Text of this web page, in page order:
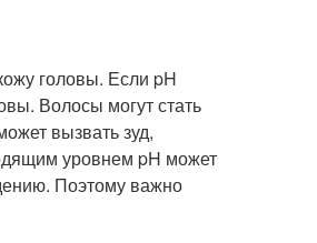
головы. Если pH
Волосы могут стать
вызвать зуд,
уровнем pH может
Поэтому важно